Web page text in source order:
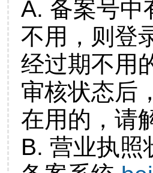
A. 备案号中
不用，则登
经过期不用
审核状态后
在用的，请
B. 营业执照